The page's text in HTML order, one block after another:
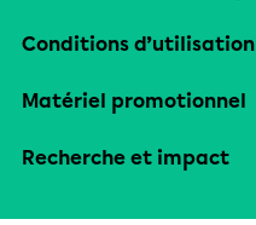
Conditions d’utilisation
Matériel promotionnel
Recherche et impact